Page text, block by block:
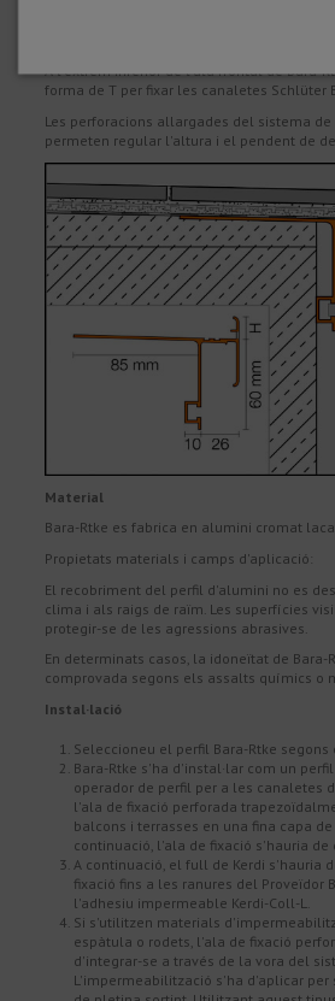
A l'extrem inferior de l'ala frontal de Bara-
forma de T per fixar les canaletes Schlüter
Les perforacions allargades del sistema
permeten regular l'altura i el pendent de
Material
Bara-Rtke es fabrica en alumini cromat
Propietats materials i camps d'aplicació:
El recobriment del perfil d'alumini no es
clima i als raigs de raïm. Les superfícies
protegir-se de les agressions abrasives.
En determinats casos, la idoneïtat de Bara-
comprovada segons els assalts químics o
Instal·lació
Seleccioneu el perfil Bara-Rtke segons
Bara-Rtke s'ha d'instal·lar com un
operador de perfil per a les canaletes
l'ala de fixació perforada
balcons i terrasses en una fina capa
continuació, l'ala de fixació s'hauria de
A continuació, el full de Kerdi s'hauria
fixació fins a les ranures del Proveïdor
l'adhesiu impermeable Kerdi-Coll-L.
Si s'utilitzen materials
espàtula o rodets, l'ala de fixació
d'integrar-se a través de la vora del
L'impermeabilització s'ha d'aplicar per